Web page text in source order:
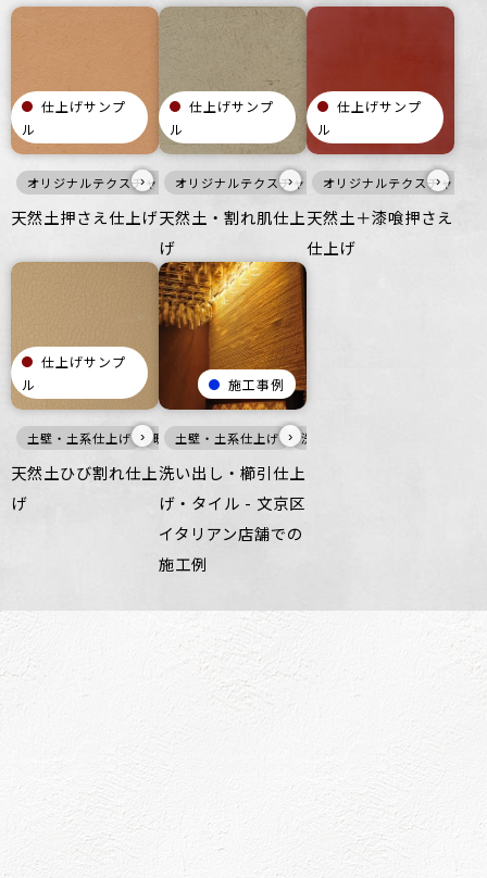
仕上げサンプ
ル
オリジナルテクスチャ・特殊左官 土壁・土系仕上げ 在来左官工事
›
天然土押さえ仕上げ
仕上げサンプ
ル
オリジナルテクスチャ・特殊左官 土壁・土系仕上
›
天然土・割れ肌仕上
げ
仕上げサンプ
ル
オリジナルテクスチャ・特
›
天然土＋漆喰押さえ
仕上げ
仕上げサンプ
ル
土壁・土系仕上げ 暖色 壁 ざらざら
›
天然土ひび割れ仕上
げ
施工事例
土壁・土系仕上げ 洗い出し仕上げ
›
洗い出し・櫛引仕上
げ・タイル - 文京区
イタリアン店舗での
施工例